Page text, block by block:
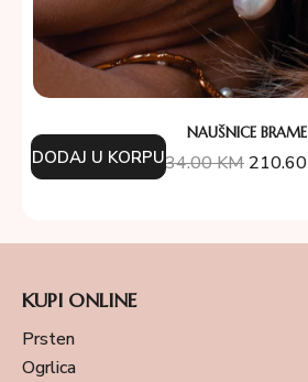
NAUŠNICE BRAME
234.00KM 210.60
DODAJ U KORPU
KUPI ONLINE
Prsten
Ogrlica